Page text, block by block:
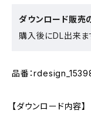
ダウンロード販売
購入後にDL出来
品番：
【ダウンロード内容】